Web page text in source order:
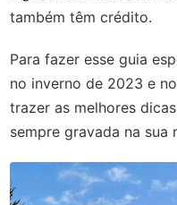
também têm crédito.
Para fazer esse guia
no inverno de 2023 e
trazer as melhores
sempre gravada na sua